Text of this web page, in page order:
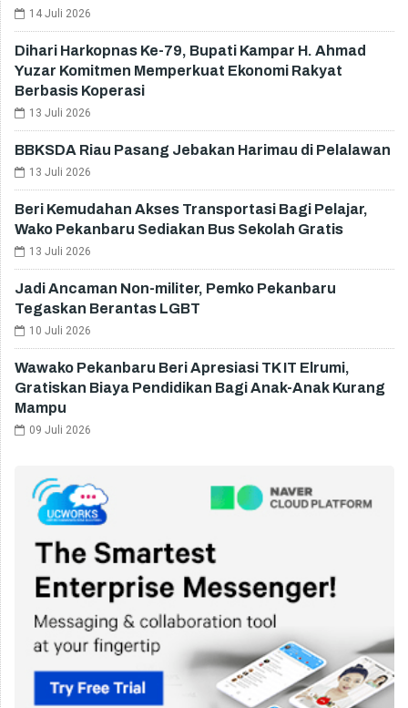
14 Juli 2026
Dihari Harkopnas Ke-79, Bupati Kampar H. Ahmad
Yuzar Komitmen Memperkuat Ekonomi Rakyat
Berbasis Koperasi
13 Juli 2026
BBKSDA Riau Pasang Jebakan Harimau di Pelalawan
13 Juli 2026
Beri Kemudahan Akses Transportasi Bagi Pelajar,
Wako Pekanbaru Sediakan Bus Sekolah Gratis
13 Juli 2026
Jadi Ancaman Non-militer, Pemko Pekanbaru
Tegaskan Berantas LGBT
10 Juli 2026
Wawako Pekanbaru Beri Apresiasi TK IT Elrumi,
Gratiskan Biaya Pendidikan Bagi Anak-Anak Kurang
Mampu
09 Juli 2026